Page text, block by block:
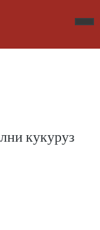
кукуруз